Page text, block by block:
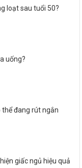
loạt sau tuổi 50?
uống?
thể đang rút ngắn
giấc ngủ hiệu quả